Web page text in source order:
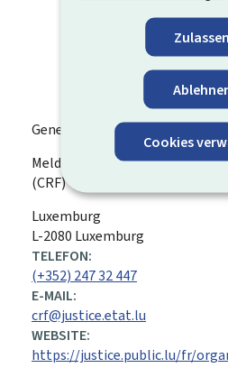
Zulassen
Cookies
Generalstaatsanwaltschaft
Meldestelle für Geldwäsche
(CRF)
ADRESSE:
Luxemburg
L-2080 Luxemburg
TELEFON:
(+352) 247 32 447
E-MAIL:
crf@justice.etat.lu
WEBSITE:
https://justice.public.lu/fr/